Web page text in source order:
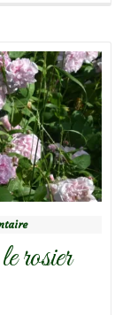
le
rosier
Folie
de
Bagatelle
rosier